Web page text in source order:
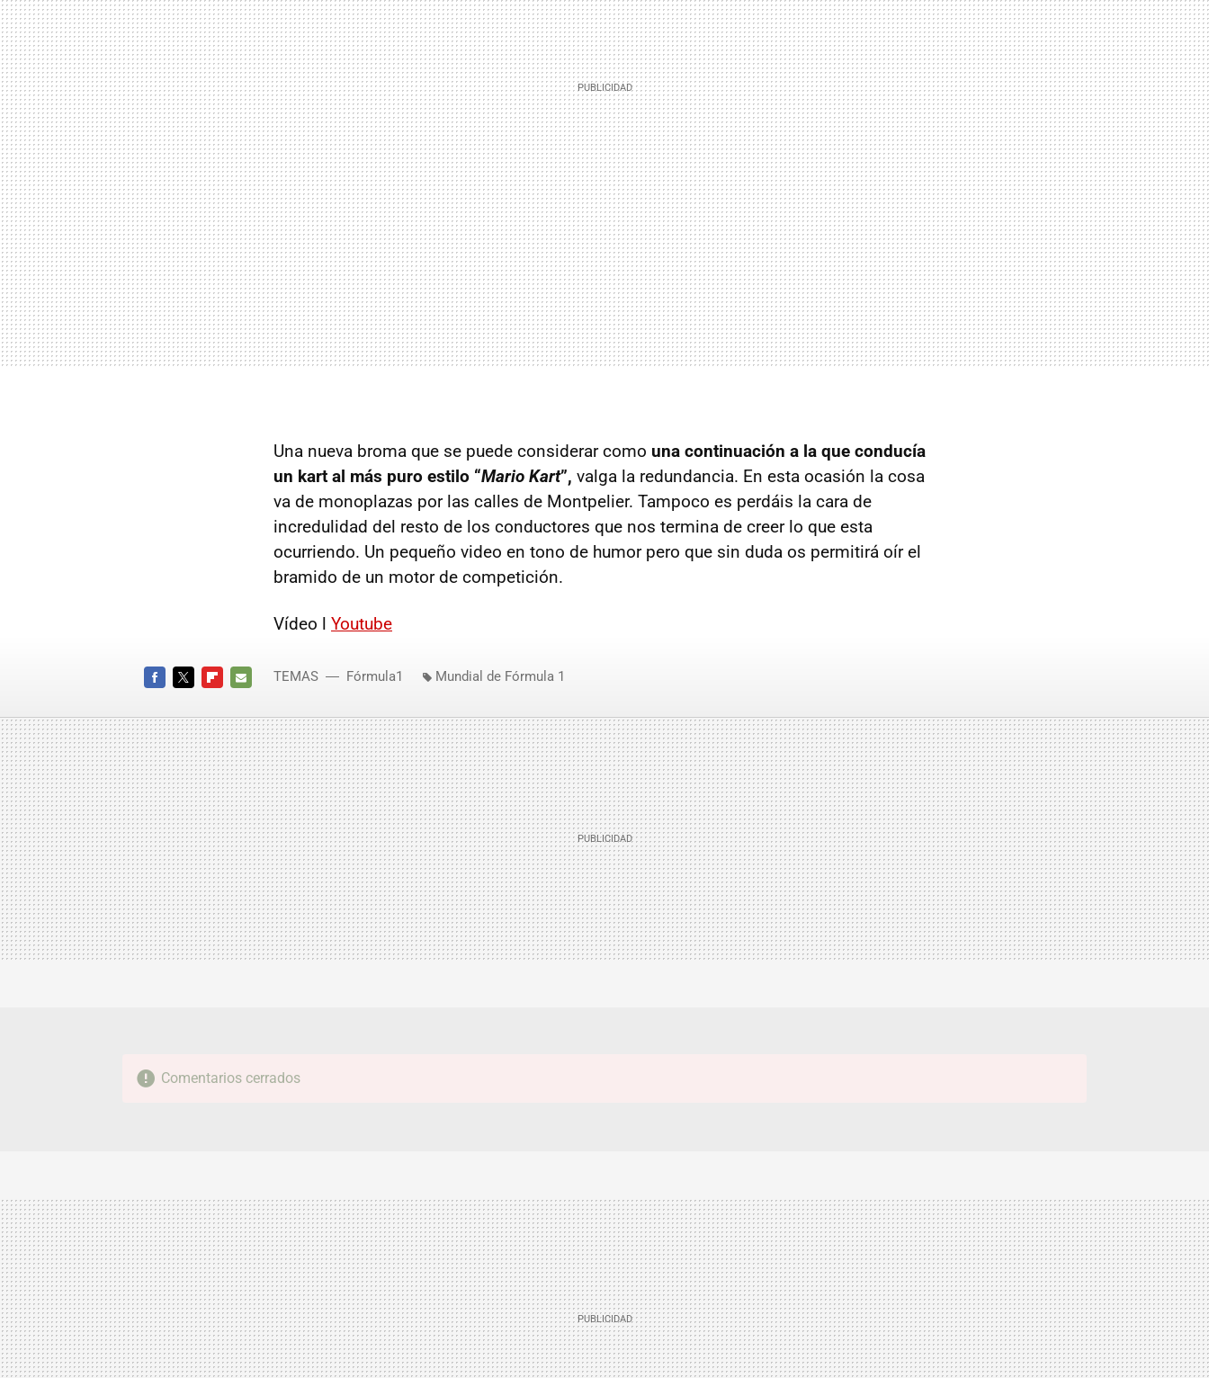
Una nueva broma que se puede considerar como una continuación a la que conducía
un kart al más puro estilo “Mario Kart”, valga la redundancia. En esta ocasión la cosa
va de monoplazas por las calles de Montpelier. Tampoco es perdáis la cara de
incredulidad del resto de los conductores que nos termina de creer lo que esta
ocurriendo. Un pequeño video en tono de humor pero que sin duda os permitirá oír el
bramido de un motor de competición.
Vídeo l Youtube
MAIL
TEMAS Fórmula1 Mundial de Fórmula 1
Comentarios cerrados